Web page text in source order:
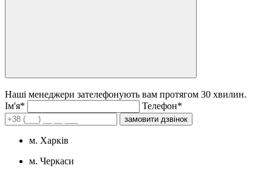
Наші менеджери зателефонують вам протягом 30 хвилин.
Iм'я*
Телефон*
замовити дзвінок
м. Харків
м. Черкаси